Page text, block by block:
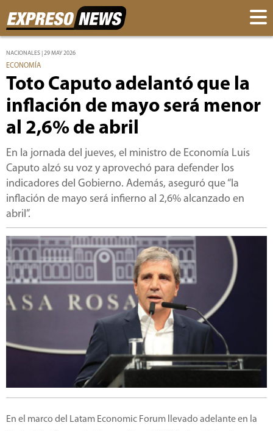
NACIONALES | 29 MAY 2026
ECONOMÍA
Toto Caputo adelantó que la
inflación de mayo será menor
al 2,6% de abril
En la jornada del jueves, el ministro de Economía Luis
Caputo alzó su voz y aprovechó para defender los
indicadores del Gobierno. Además, aseguró que “la
inflación de mayo será infierno al 2,6% alcanzado en
abril”.
En el marco del Latam Economic Forum llevado adelante en la